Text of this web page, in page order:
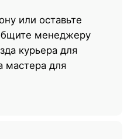
или оставьте
менеджеру
курьера для
мастера для